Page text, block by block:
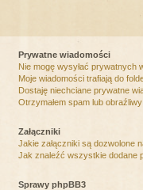
Prywatne wiadomości
Nie mogę wysyłać prywatnych
Moje wiadomości trafiają do
Dostaję niechciane prywatne
Otrzymałem spam lub
Załączniki
Jakie załączniki są dozwolone
Jak znaleźć wszystkie dodane
Sprawy phpBB3